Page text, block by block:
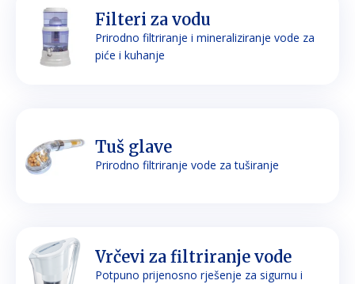
Filteri za vodu
Prirodno filtriranje i mineraliziranje vode za
piće i kuhanje
Tuš glave
Prirodno filtriranje vode za tuširanje
Vrčevi za filtriranje vode
Potpuno prijenosno rješenje za sigurnu i